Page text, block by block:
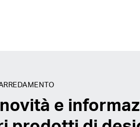
novità e